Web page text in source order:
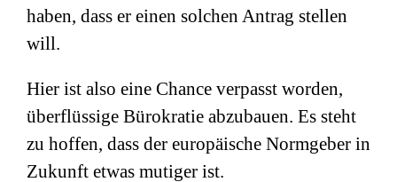
haben, dass er einen solchen Antrag stellen
will.
Hier ist also eine Chance verpasst worden,
überflüssige Bürokratie abzubauen. Es steht
zu hoffen, dass der europäische Normgeber in
Zukunft etwas mutiger ist.